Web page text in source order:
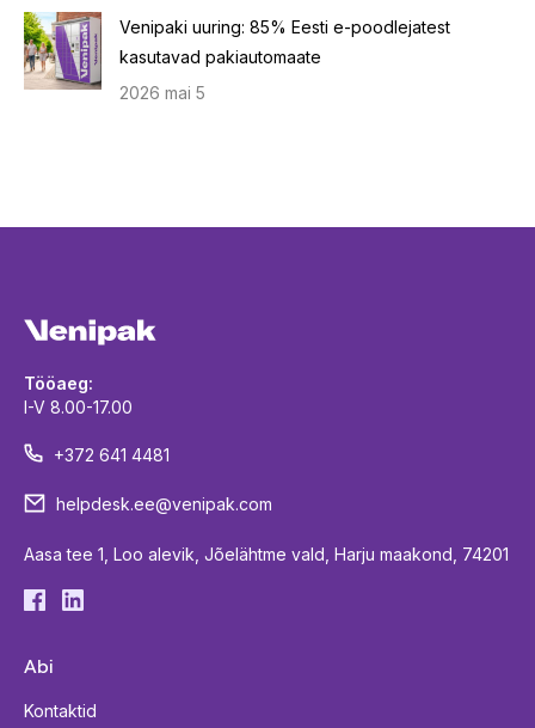
Venipaki uuring: 85% Eesti e-poodlejatest
kasutavad pakiautomaate
2026 mai 5
Tööaeg:
I-V 8.00-17.00
+372 641 4481
helpdesk.ee@venipak.com
Aasa tee 1, Loo alevik, Jõelähtme vald, Harju maakond, 74201
Abi
Kontaktid